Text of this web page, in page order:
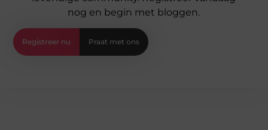
nog en begin met bloggen.
Registreer nu Praat met ons